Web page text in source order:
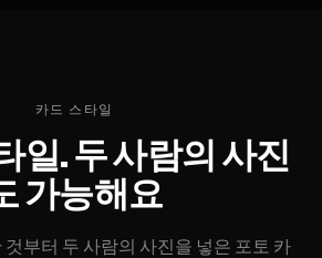
카드 스타일
일. 두 사람의 사진
가능해요
부터 두 사람의 사진을 넣은 포토 카